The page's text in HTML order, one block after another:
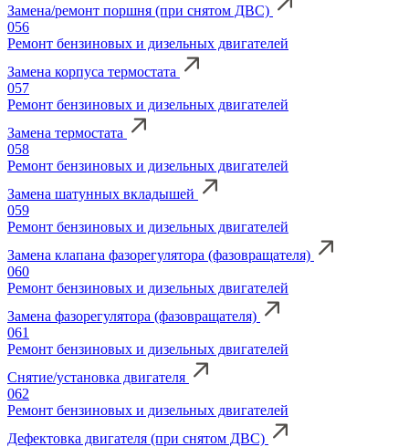
Замена/ремонт поршня (при снятом ДВС)
056
Ремонт бензиновых и дизельных двигателей
Замена корпуса термостата
057
Ремонт бензиновых и дизельных двигателей
Замена термостата
058
Ремонт бензиновых и дизельных двигателей
Замена шатунных вкладышей
059
Ремонт бензиновых и дизельных двигателей
Замена клапана фазорегулятора (фазовращателя)
060
Ремонт бензиновых и дизельных двигателей
Замена фазорегулятора (фазовращателя)
061
Ремонт бензиновых и дизельных двигателей
Снятие/установка двигателя
062
Ремонт бензиновых и дизельных двигателей
Дефектовка двигателя (при снятом ДВС)